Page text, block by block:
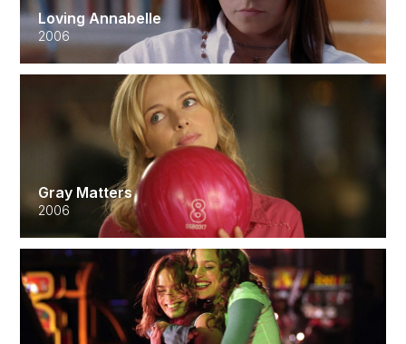
Loving Annabelle
2006
Gray Matters
2006